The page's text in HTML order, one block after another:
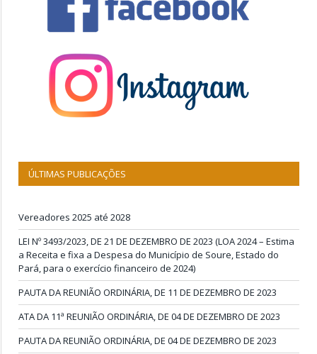
ÚLTIMAS PUBLICAÇÕES
Vereadores 2025 até 2028
LEI Nº 3493/2023, DE 21 DE DEZEMBRO DE 2023 (LOA 2024 – Estima
a Receita e fixa a Despesa do Município de Soure, Estado do
Pará, para o exercício financeiro de 2024)
PAUTA DA REUNIÃO ORDINÁRIA, DE 11 DE DEZEMBRO DE 2023
ATA DA 11ª REUNIÃO ORDINÁRIA, DE 04 DE DEZEMBRO DE 2023
PAUTA DA REUNIÃO ORDINÁRIA, DE 04 DE DEZEMBRO DE 2023